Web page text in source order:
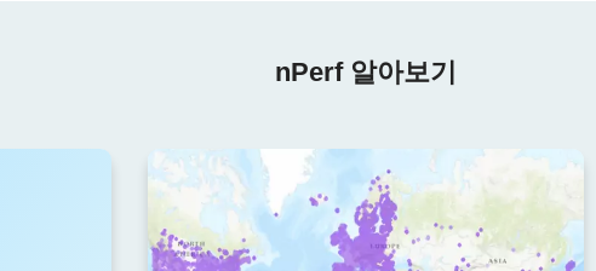
nPerf 알아보기